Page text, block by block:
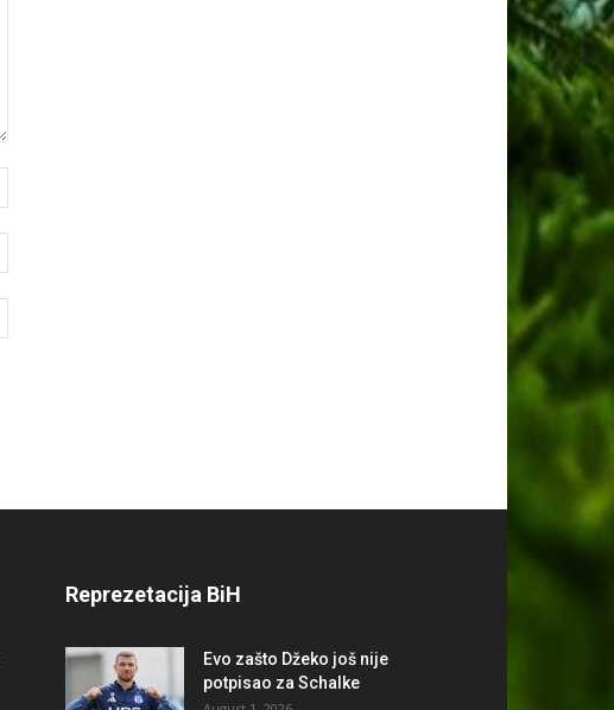
Reprezetacija BiH
Evo zašto Džeko još nije
potpisao za Schalke